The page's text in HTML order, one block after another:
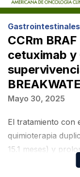
Gastrointestinales
CCRm
cetuximab y
Mayo 30, 2025
El tratamiento con
quimioterapia
15.1 meses) y
supervivencia libre